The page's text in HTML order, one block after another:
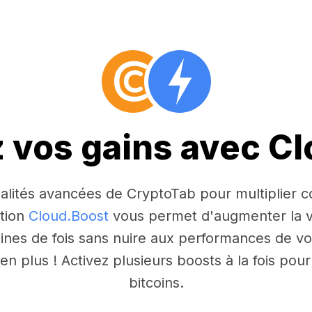
gains avec
avancées de CryptoTab pour multiplier
Cloud.Boost vous permet d'augmenter la
de fois sans nuire aux performances de
plus ! Activez plusieurs boosts à la fois
bitcoins.